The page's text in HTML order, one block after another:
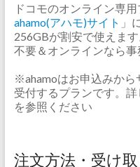
ドコモのオンライン専
ahamo(アハモ)サイト 」
256GBが割安で使えま
不要＆オンラインなら事
※ahamoはお申込みから
受付するプランです。
を参照ください
注文方法・受け